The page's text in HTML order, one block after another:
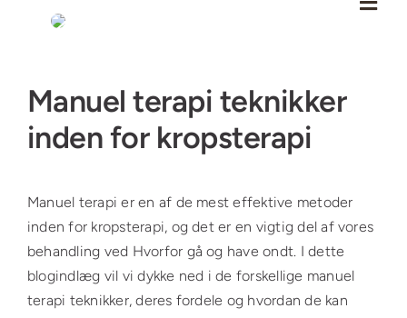
større
billede
Manuel terapi teknikker
inden for kropsterapi
Manuel terapi er en af de mest effektive metoder
inden for kropsterapi, og det er en vigtig del af vores
behandling ved Hvorfor gå og have ondt. I dette
blogindlæg vil vi dykke ned i de forskellige manuel
terapi teknikker, deres fordele og hvordan de kan